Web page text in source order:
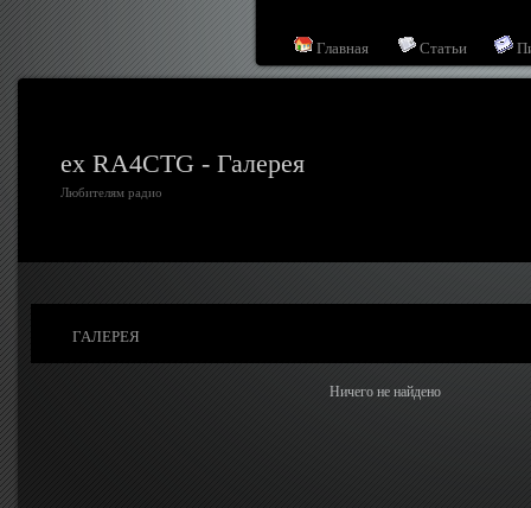
Главная Статьи
ex RA4CTG - Галерея
Любителям радио
ГАЛЕРЕЯ
Ничего не найдено